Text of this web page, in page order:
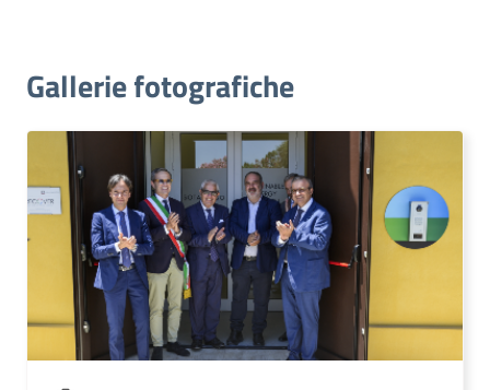
Gallerie fotografiche